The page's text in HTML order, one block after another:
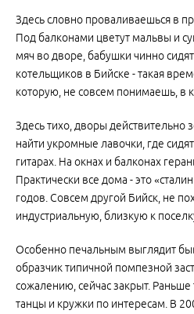
Здесь словно проваливаешься в
Под балконами цветут мальвы и
мяч во дворе, бабушки чинно
котельщиков в Бийске - такая
которую, не совсем понимаешь, в
Здесь тихо, дворы действительно
найти укромные лавочки, где
гитарах. На окнах и балконах
Практически все дома - это
годов. Совсем другой Бийск, не
индустриальную, близкую к
Особенно печальным выглядит
образчик типичной помпезной
сожалению, сейчас закрыт.
танцы и кружки по интересам. В